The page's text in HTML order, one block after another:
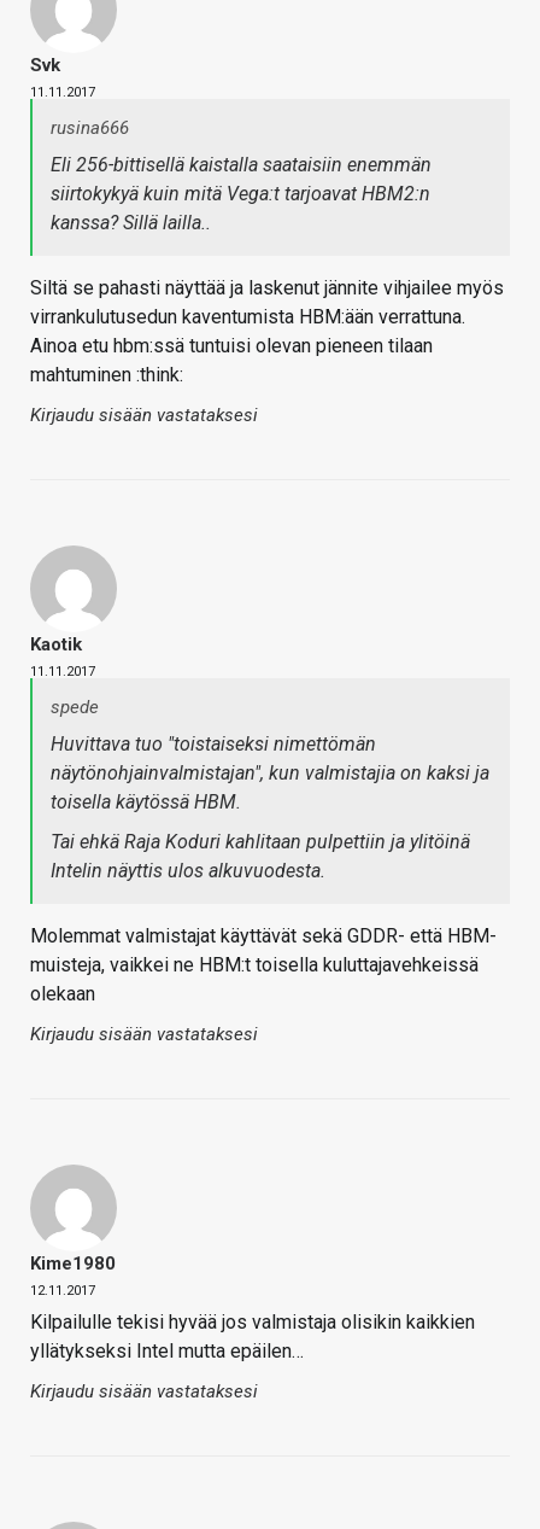
Svk
11.11.2017
rusina666
Eli 256-bittisellä kaistalla saataisiin enemmän
siirtokykyä kuin mitä Vega:t tarjoavat HBM2:n
kanssa? Sillä lailla..
Siltä se pahasti näyttää ja laskenut jännite vihjailee myös
virrankulutusedun kaventumista HBM:ään verrattuna.
Ainoa etu hbm:ssä tuntuisi olevan pieneen tilaan
mahtuminen :think:
Kirjaudu sisään vastataksesi
Kaotik
11.11.2017
spede
Huvittava tuo "toistaiseksi nimettömän
näytönohjainvalmistajan", kun valmistajia on kaksi ja
toisella käytössä HBM.
Tai ehkä Raja Koduri kahlitaan pulpettiin ja ylitöinä
Intelin näyttis ulos alkuvuodesta.
Molemmat valmistajat käyttävät sekä GDDR- että HBM-
muisteja, vaikkei ne HBM:t toisella kuluttajavehkeissä
olekaan
Kirjaudu sisään vastataksesi
Kime1980
12.11.2017
Kilpailulle tekisi hyvää jos valmistaja olisikin kaikkien
yllätykseksi Intel mutta epäilen…
Kirjaudu sisään vastataksesi